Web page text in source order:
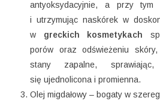
antyoksydacyjnie, a przy tym
i utrzymując naskórek w
w greckich kosmetykach
porów oraz odświeżeniu
stany zapalne,
się ujednolicona i promienna.
Olej migdałowy – bogaty w